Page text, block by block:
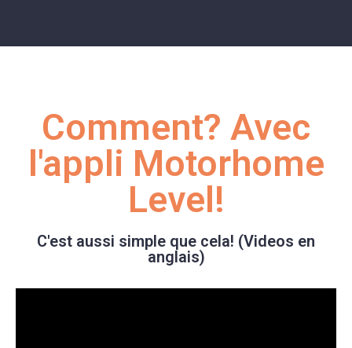
Comment? Avec
l'appli Motorhome
Level!
C'est aussi simple que cela! (Videos en
anglais)